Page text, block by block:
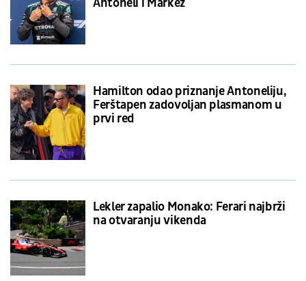
Hamilton odao priznanje Antoneliju,
Ferštapen zadovoljan plasmanom u
prvi red
Lekler zapalio Monako: Ferari najbrži
na otvaranju vikenda